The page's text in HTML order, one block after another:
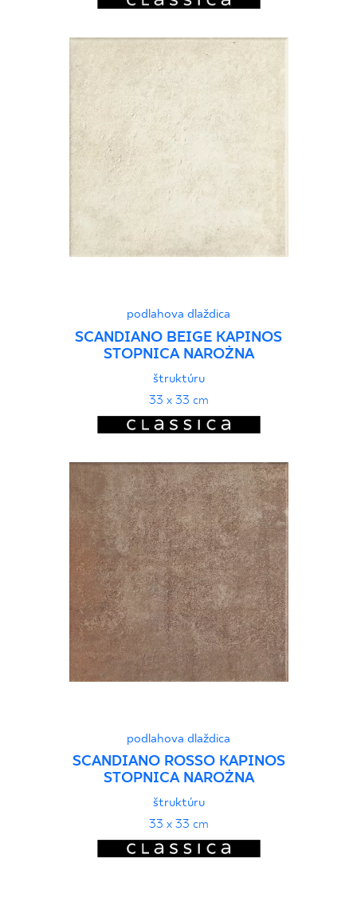
podlahova dlaždica
SCANDIANO BEIGE KAPINOS
STOPNICA NAROŻNA
štruktúru
33 x 33 cm
podlahova dlaždica
SCANDIANO ROSSO KAPINOS
STOPNICA NAROŻNA
štruktúru
33 x 33 cm